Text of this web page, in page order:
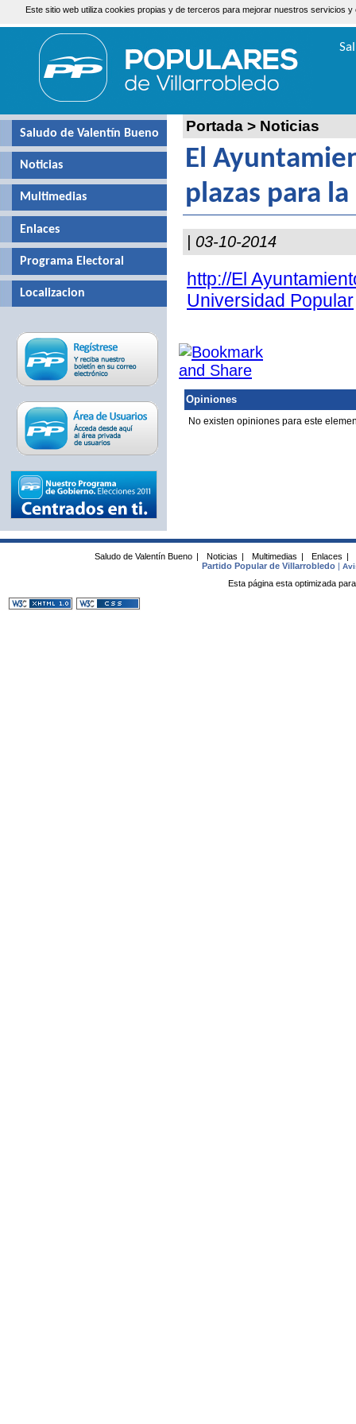
Este sitio web utiliza cookies propias y de terceros para mejorar nuestros servicios
Portada > Noticias
El
plazas para
| 03-10-2014
http://El
Universidad Popular
Opiniones
No existen opiniones para este
Saludo de Valentín Bueno
Noticias
Multimedias
Enlaces
Programa Electoral
Localizacion
Jueves, 6 de Agosto de 2026
Saludo de Valentín Bueno | Noticias | Multimedias | Enlaces |
Partido Popular de Villarrobledo |
Esta página esta optimizada